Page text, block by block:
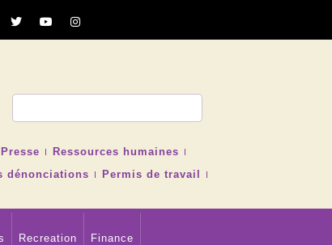
Ressources humaines
dénonciations
Permis de travail
Recreation Finance